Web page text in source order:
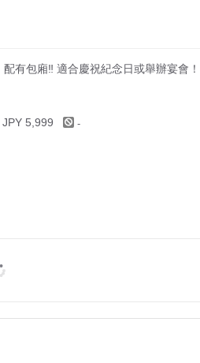
有包廂‼︎ 適合慶祝紀念日或舉辦宴會！
5,999 -